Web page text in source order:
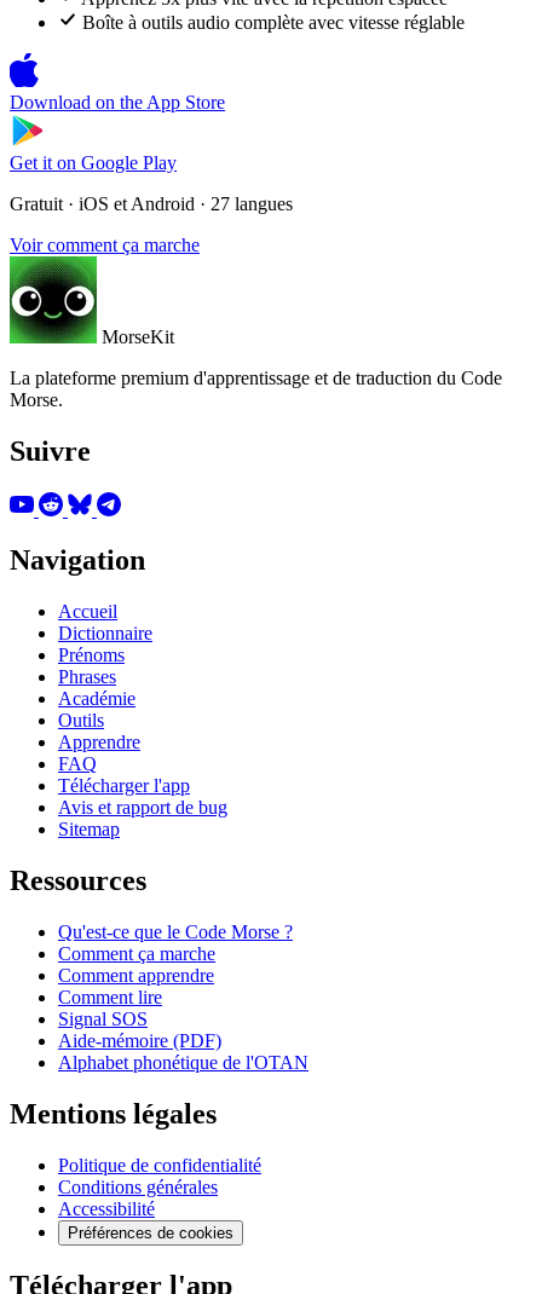
Boîte à outils audio complète avec vitesse réglable
Download on the App Store
Get it on Google Play
Gratuit · iOS et Android · 27 langues
Voir comment ça marche
MorseKit
La plateforme premium d'apprentissage et de traduction du Code
Morse.
Suivre
Navigation
Accueil
Dictionnaire
Prénoms
Phrases
Académie
Outils
Apprendre
FAQ
Télécharger l'app
Avis et rapport de bug
Sitemap
Ressources
Qu'est-ce que le Code Morse ?
Comment ça marche
Comment apprendre
Comment lire
Signal SOS
Aide-mémoire (PDF)
Alphabet phonétique de l'OTAN
Mentions légales
Politique de confidentialité
Conditions générales
Accessibilité
Préférences de cookies
Télécharger l'app